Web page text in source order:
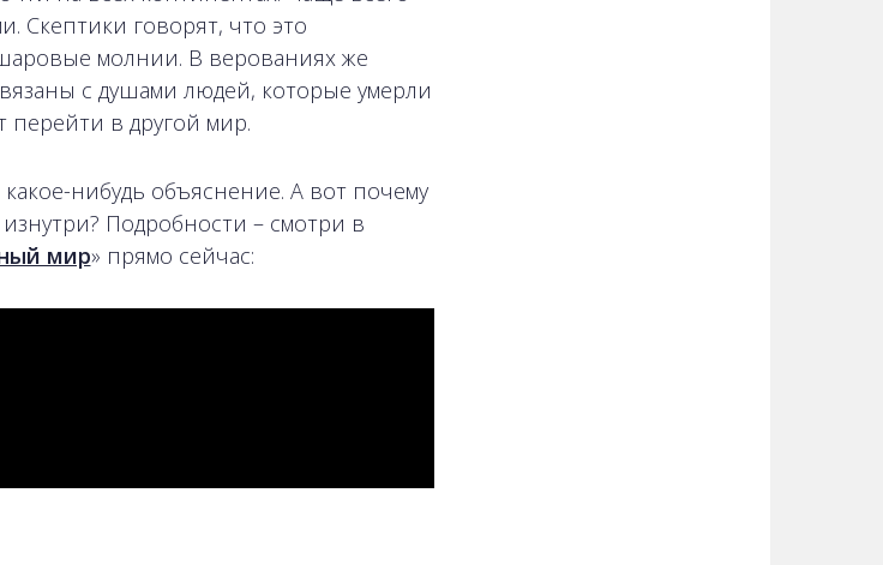
Скептики говорят, что это
молнии. В верованиях же
с душами людей, которые умерли
перейти в другой мир.
нибудь объяснение. А вот почему
Подробности – смотри в
мир» прямо сейчас: